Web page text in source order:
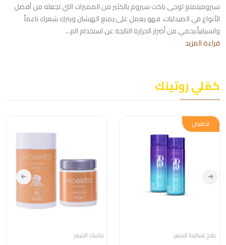
سيروميتمتع لوجى باكت سيروم بالكثير من المميزات التي تجعله من أفضل
الأنواع في الصيدليات، فهو يعمل على:يمنع الهيشان ويترك شعرك ناعماً
وانسيابياً.يحمي من أضرار الحرارة الناتجة عن استخدام الم...
قراءة المزيد
كمّلي روتينك
تخفيض
علاج تساقط الشعر ماسك الشعر